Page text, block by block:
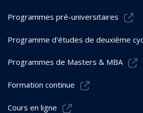
Programmes pré-universitaires
Programme d'études de deuxième
Programmes de Masters & MBA
Formation continue
Cours en ligne